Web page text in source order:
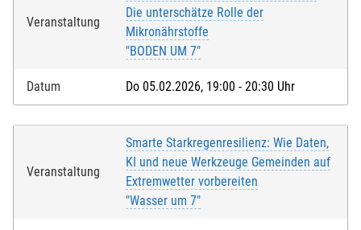
Veranstaltung
Die unterschätze Rolle der
Mikronährstoffe
"BODEN UM 7"
Datum Do 05.02.2026, 19:00 - 20:30 Uhr
Veranstaltung
Smarte Starkregenresilienz: Wie Daten,
KI und neue Werkzeuge Gemeinden auf
Extremwetter vorbereiten
"Wasser um 7"